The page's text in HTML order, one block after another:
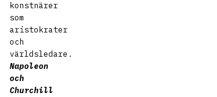
konstnärer
som
aristokrater
och
världsledare.
Napoleon
och
Churchill